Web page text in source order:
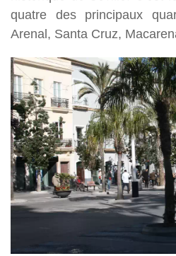
quatre des principaux
Arenal, Santa Cruz,